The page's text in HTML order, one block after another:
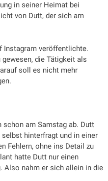
in seiner Heimat bei
von Dutt, der sich am
Instagram veröffentlichte.
die Tätigkeit als
soll es nicht mehr
schon am Samstag ab. Dutt
hinterfragt und in einer
Fehlern, ohne ins Detail zu
hatte Dutt nur einen
Also nahm er sich allein in die